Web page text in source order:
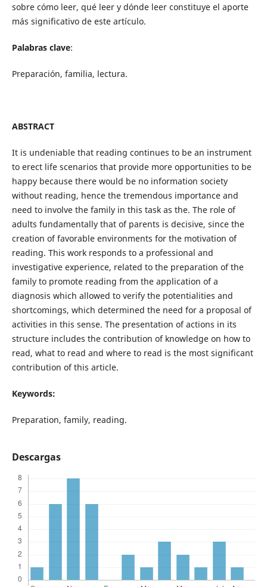
sobre cómo leer, qué leer y dónde leer constituye el aporte
más significativo de este artículo.
Palabras clave:
Preparación, familia, lectura.
ABSTRACT
It is undeniable that reading continues to be an instrument
to erect life scenarios that provide more opportunities to be
happy because there would be no information society
without reading, hence the tremendous importance and
need to involve the family in this task as the. The role of
adults fundamentally that of parents is decisive, since the
creation of favorable environments for the motivation of
reading. This work responds to a professional and
investigative experience, related to the preparation of the
family to promote reading from the application of a
diagnosis which allowed to verify the potentialities and
shortcomings, which determined the need for a proposal of
activities in this sense. The presentation of actions in its
structure includes the contribution of knowledge on how to
read, what to read and where to read is the most significant
contribution of this article.
Keywords:
Preparation, family, reading.
Descargas